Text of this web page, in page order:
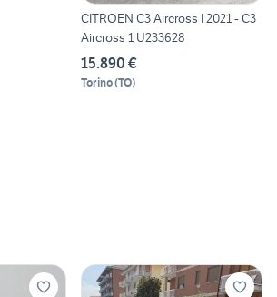
CITROEN C3 Aircross I 2021 - C3
Aircross 1 U233628
15.890 €
Torino(TO)